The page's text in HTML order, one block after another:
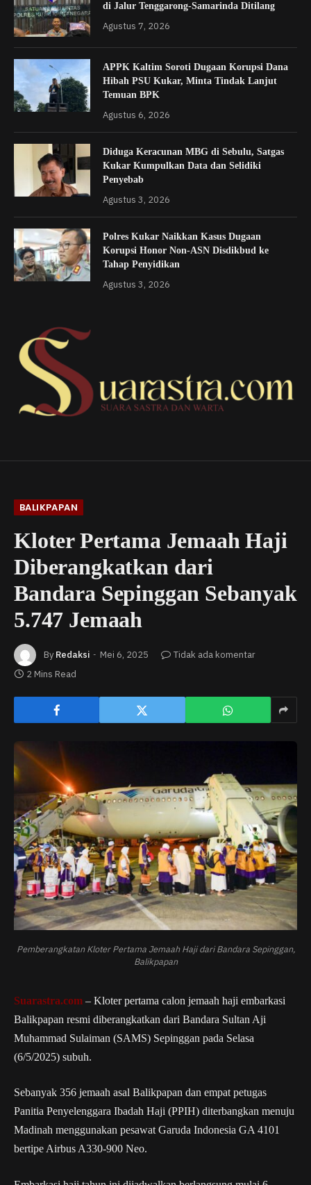
di Jalur Tenggarong-Samarinda Ditilang
Agustus 7, 2026
APPK Kaltim Soroti Dugaan Korupsi Dana
Hibah PSU Kukar, Minta Tindak Lanjut
Temuan BPK
Agustus 6, 2026
Diduga Keracunan MBG di Sebulu, Satgas
Kukar Kumpulkan Data dan Selidiki
Penyebab
Agustus 3, 2026
Polres Kukar Naikkan Kasus Dugaan
Korupsi Honor Non-ASN Disdikbud ke
Tahap Penyidikan
Agustus 3, 2026
BALIKPAPAN
Kloter Pertama Jemaah Haji
Diberangkatkan dari
Bandara Sepinggan Sebanyak
5.747 Jemaah
By Redaksi Mei 6, 2025
Tidak ada komentar
2 Mins Read
Pemberangkatan Kloter Pertama Jemaah Haji dari Bandara Sepinggan,
Balikpapan
Suarastra.com – Kloter pertama calon jemaah haji embarkasi
Balikpapan resmi diberangkatkan dari Bandara Sultan Aji
Muhammad Sulaiman (SAMS) Sepinggan pada Selasa
(6/5/2025) subuh.
Sebanyak 356 jemaah asal Balikpapan dan empat petugas
Panitia Penyelenggara Ibadah Haji (PPIH) diterbangkan menuju
Madinah menggunakan pesawat Garuda Indonesia GA 4101
bertipe Airbus A330-900 Neo.